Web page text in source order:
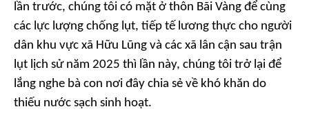
lần trước, chúng tôi có mặt ở thôn Bãi Vàng để cùng
các lực lượng chống lụt, tiếp tế lương thực cho người
dân khu vực xã Hữu Lũng và các xã lân cận sau trận
lụt lịch sử năm 2025 thì lần này, chúng tôi trở lại để
lắng nghe bà con nơi đây chia sẻ về khó khăn do
thiếu nước sạch sinh hoạt.